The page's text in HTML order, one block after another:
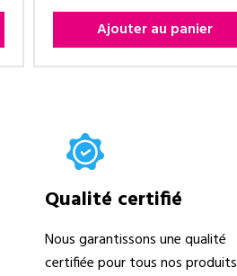
Ajouter au panier
Qualité certifié
Nous garantissons une qualité
certifiée pour tous nos produits